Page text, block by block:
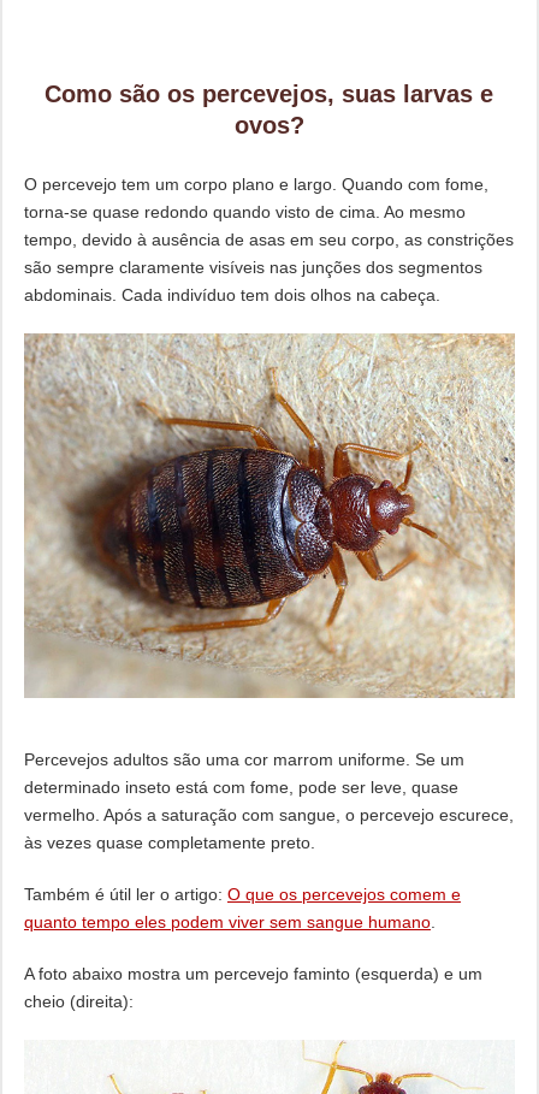
Como são os percevejos, suas larvas e
ovos?
O percevejo tem um corpo plano e largo. Quando com fome,
torna-se quase redondo quando visto de cima. Ao mesmo
tempo, devido à ausência de asas em seu corpo, as constrições
são sempre claramente visíveis nas junções dos segmentos
abdominais. Cada indivíduo tem dois olhos na cabeça.
Percevejos adultos são uma cor marrom uniforme. Se um
determinado inseto está com fome, pode ser leve, quase
vermelho. Após a saturação com sangue, o percevejo escurece,
às vezes quase completamente preto.
Também é útil ler o artigo: O que os percevejos comem e
quanto tempo eles podem viver sem sangue humano.
A foto abaixo mostra um percevejo faminto (esquerda) e um
cheio (direita):